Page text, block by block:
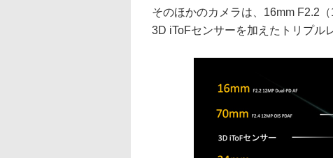
そのほかのカメラは、16mm F2.2
3D iToFセンサーを加えたトリプル